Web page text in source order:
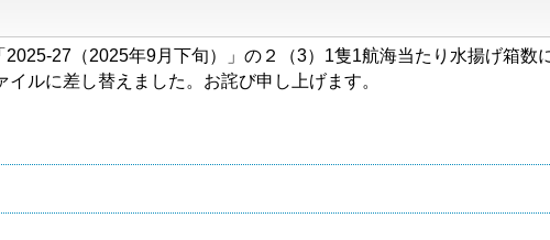
2025-27（2025年9月下旬）」の２（3）1隻1航海当たり水揚げ箱数
ルに差し替えました。お詫び申し上げます。